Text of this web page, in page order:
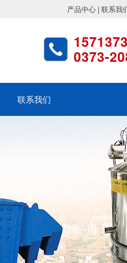
产品中心 | 联系我
0373-
联系我们